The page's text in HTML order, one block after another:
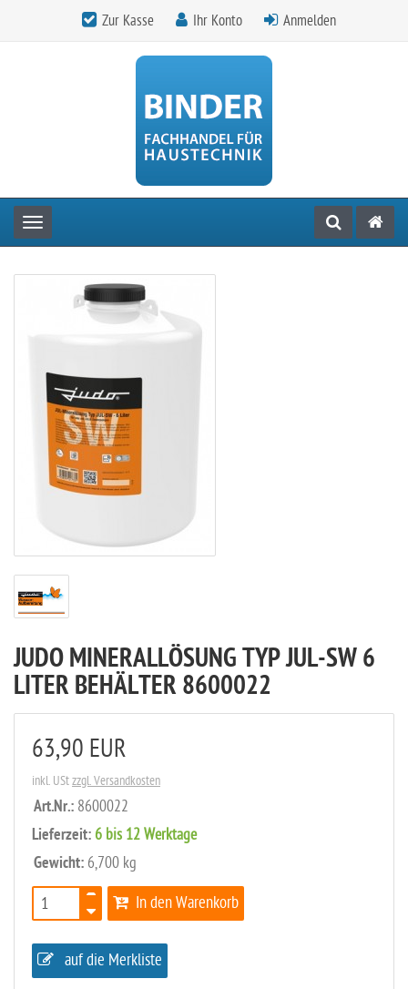
Zur Kasse Ihr Konto Anmelden
Toggle navigation
JUDO MINERALLÖSUNG TYP JUL-SW 6
LITER BEHÄLTER 8600022
63,90 EUR
inkl. UStzzgl. Versandkosten
Art.Nr.: 8600022
Lieferzeit: 6 bis 12 Werktage
Gewicht: 6,700 kg
In den Warenkorb
auf die Merkliste